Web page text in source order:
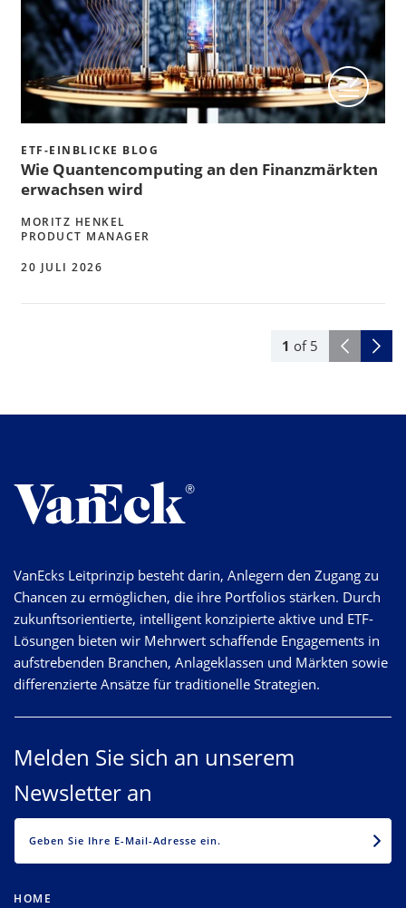
1 of 5
ETF-EINBLICKE BLOG
Wie Quantencomputing an den Finanzmärkten
erwachsen wird
MORITZ HENKEL
PRODUCT MANAGER
20 JULI 2026
VanEcks Leitprinzip besteht darin, Anlegern den Zugang zu
Chancen zu ermöglichen, die ihre Portfolios stärken. Durch
zukunftsorientierte, intelligent konzipierte aktive und ETF-
Lösungen bieten wir Mehrwert schaffende Engagements in
aufstrebenden Branchen, Anlageklassen und Märkten sowie
differenzierte Ansätze für traditionelle Strategien.
Melden Sie sich an unserem
Newsletter an
HOME